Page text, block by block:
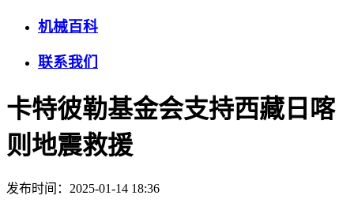
机械百科
联系我们
卡特彼勒基金会支持西藏日喀
则地震救援
发布时间：2025-01-14 18:36